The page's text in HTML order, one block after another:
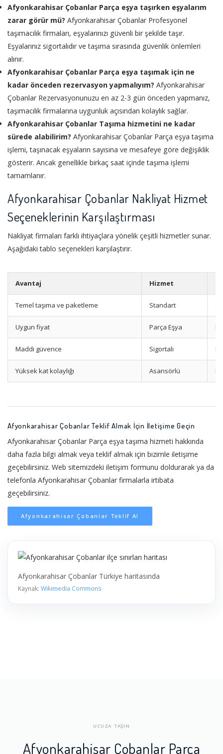
Afyonkarahisar Çobanlar Parça eşya taşırken eşyalarım
zarar görür mü? Afyonkarahisar Çobanlar Profesyonel
taşımacılık firmaları, eşyalarınızı güvenli bir şekilde taşır.
Eşyalarınız sigortalıdır ve taşıma sırasında güvenlik önlemleri
alınır.
Afyonkarahisar Çobanlar Parça eşya taşımak için ne
kadar önceden rezervasyon yapmalıyım? Afyonkarahisar
Çobanlar Rezervasyonunuzu en az 2-3 gün önceden yapmanız,
taşımacılık firmalarına uygunluk açısından kolaylık sağlar.
Afyonkarahisar Çobanlar Taşıma hizmetini ne kadar
sürede alabilirim? Afyonkarahisar Çobanlar Parça eşya taşıma
işlemi, taşınacak eşyaların sayısına ve mesafeye göre değişiklik
gösterir. Ancak genellikle birkaç saat içinde taşıma işlemi
tamamlanır.
Afyonkarahisar Çobanlar Nakliyat Hizmet
Seçeneklerinin Karşılaştırması
Nakliyat firmaları farklı ihtiyaçlara yönelik çeşitli hizmetler sunar.
Aşağıdaki tablo seçenekleri karşılaştırır.
Avantaj Hizmet
Temel taşıma ve paketleme Standart
Uygun fiyat Parça Eşya
Maddi güvence Sigortalı
Yüksek kat kolaylığı Asansörlü
Afyonkarahisar Çobanlar Teklif Almak İçin İletişime Geçin
Afyonkarahisar Çobanlar Parça eşya taşıma hizmeti hakkında
daha fazla bilgi almak veya teklif almak için bizimle iletişime
geçebilirsiniz. Web sitemizdeki iletişim formunu doldurarak ya da
telefonla Afyonkarahisar Çobanlar firmalarla irtibata
geçebilirsiniz.
Afyonkarahisar Çobanlar Teklif Al
Afyonkarahisar Çobanlar Türkiye haritasında
Kaynak: Wikimedia Commons
UCUZA TAŞIN
Afyonkarahisar Çobanlar Parça